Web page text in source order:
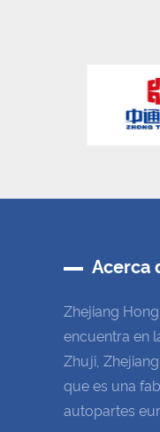
Acerca
Zhejiang
encuentra en
Zhuji,
que es una
autopartes